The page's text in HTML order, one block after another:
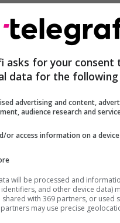
të humbjes së
se heqja e atij dheu
tjetër ditë ku
pushteti vazhdon
ka shkruar Rama.
për vite me radhë nuk
dheut dhe sanimin e
ndërsa tani po
e një qeverisjeje që
ai.
asks for your consent
data for the following
advertising and content,
audience research and
or access information on a device
will be processed and
and other device data)
shared with 369 partners, or used
may use precise